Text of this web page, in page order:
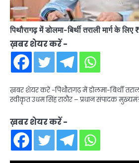
पिथौरागढ़ में डोलमा-बिर्थी तराली मार्ग के
ख़बर शेयर करें -
ख़बर शेयर करें -पिथौरागढ़ में डोलमा-बिर्थी
स्वीकृत उधम सिंह राठौर – प्रधान संपादक
ख़बर शेयर करें -